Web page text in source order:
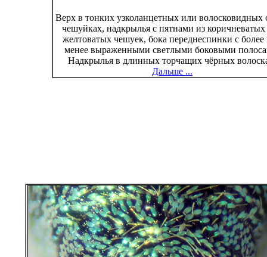
Верх в тонких узколанцетных или волосковидных
чешуйках, надкрылья с пятнами из
желтоватых чешуек, бока переднеспинки с более
менее выраженными светлыми боковыми
Надкрылья в длинных торчащих чёрных
Дальше ...